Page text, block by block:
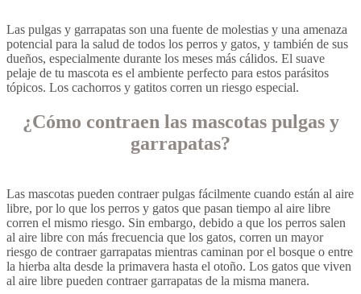
Las pulgas y garrapatas son una fuente de molestias y una amenaza
potencial para la salud de todos los perros y gatos, y también de sus
dueños, especialmente durante los meses más cálidos. El suave
pelaje de tu mascota es el ambiente perfecto para estos parásitos
tópicos. Los cachorros y gatitos corren un riesgo especial.
¿Cómo contraen las mascotas pulgas y
garrapatas?
Las mascotas pueden contraer pulgas fácilmente cuando están al aire
libre, por lo que los perros y gatos que pasan tiempo al aire libre
corren el mismo riesgo. Sin embargo, debido a que los perros salen
al aire libre con más frecuencia que los gatos, corren un mayor
riesgo de contraer garrapatas mientras caminan por el bosque o entre
la hierba alta desde la primavera hasta el otoño. Los gatos que viven
al aire libre pueden contraer garrapatas de la misma manera.